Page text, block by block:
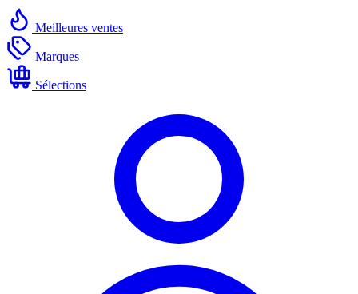
Meilleures ventes
Marques
Sélections